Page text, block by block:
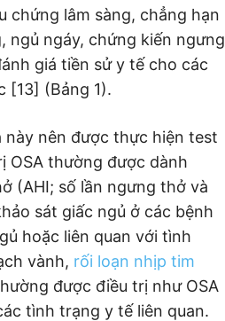
chứng lâm sàng, chẳng hạn
ngủ ngáy, chứng kiến ngưng
giá tiền sử y tế cho các
[13] (Bảng 1).
này nên được thực hiện test
OSA thường được dành
(AHI; số lần ngưng thở và
sát giấc ngủ ở các bệnh
hoặc liên quan với tình
vành, rối loạn nhịp tim
được điều trị như OSA
tình trạng y tế liên quan.